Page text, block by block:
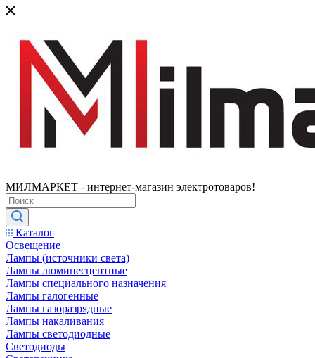
МИЛМАРКЕТ - интернет-магазин электротоваров!
Каталог
Освещение
Лампы (источники света)
Лампы люминесцентные
Лампы специального назначения
Лампы галогенные
Лампы газоразрядные
Лампы накаливания
Лампы светодиодные
Светодиоды